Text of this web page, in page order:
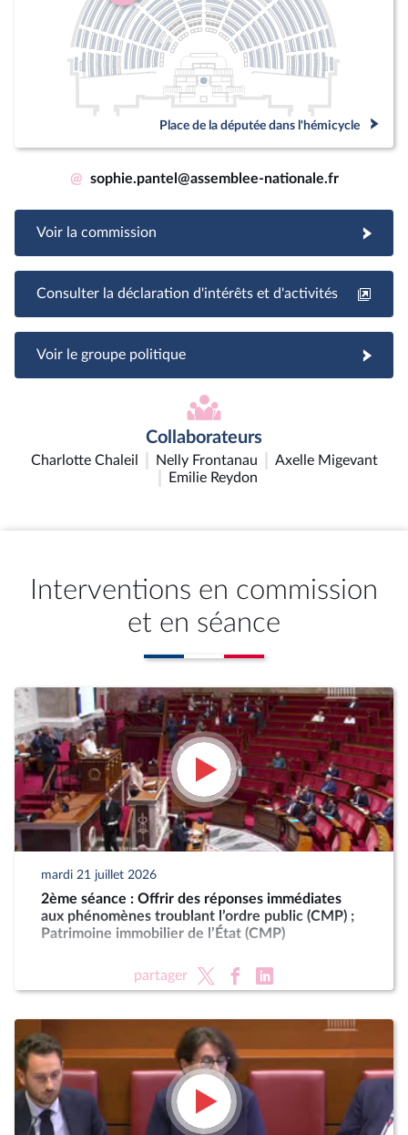
Place de la députée dans l'hémicycle
@ sophie.pantel@assemblee-nationale.fr
Voir la commission
Consulter la déclaration d'intérêts et d'activités
Voir le groupe politique
Collaborateurs
Charlotte Chaleil Nelly Frontanau
Axelle Migevant
Emilie Reydon
Interventions en commission
et en séance
mardi 21 juillet 2026
2ème séance : Offrir des réponses immédiates
aux phénomènes troublant l’ordre public (CMP) ;
Patrimoine immobilier de l’État (CMP)
partager